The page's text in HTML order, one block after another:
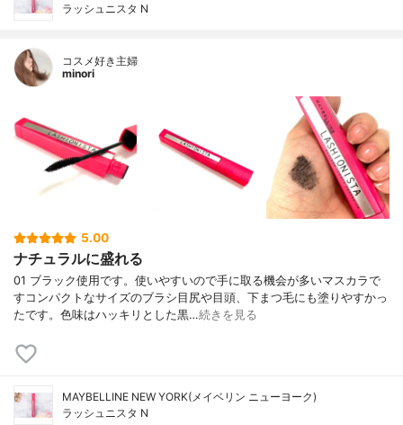
ラッシュニスタ N
コスメ好き主婦
minori
5.00
ナチュラルに盛れる
01 ブラック使用です。使いやすいので手に取る機会が多いマスカラで
すコンパクトなサイズのブラシ目尻や目頭、下まつ毛にも塗りやすかっ
たです。色味はハッキリとした黒…続きを見る
MAYBELLINE NEW YORK(メイベリン ニューヨーク)
ラッシュニスタ N